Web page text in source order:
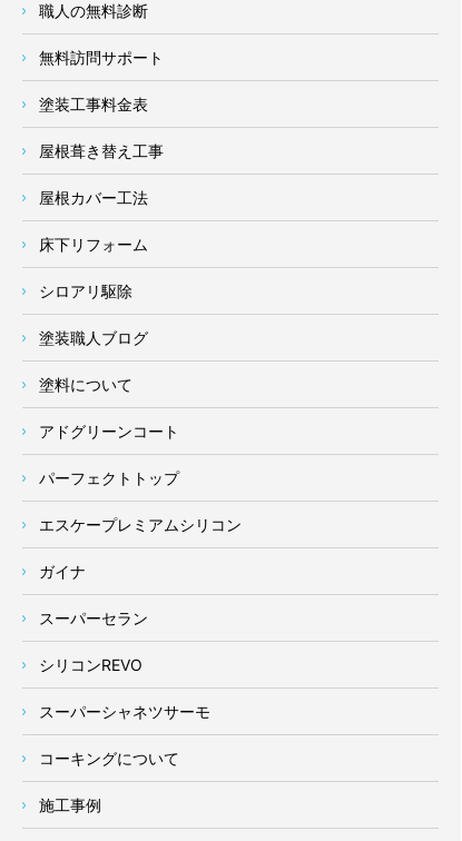
職人の無料診断
無料訪問サポート
塗装工事料金表
屋根葺き替え工事
屋根カバー工法
床下リフォーム
シロアリ駆除
塗装職人ブログ
塗料について
アドグリーンコート
パーフェクトトップ
エスケープレミアムシリコン
ガイナ
スーパーセラン
シリコンREVO
スーパーシャネツサーモ
コーキングについて
施工事例